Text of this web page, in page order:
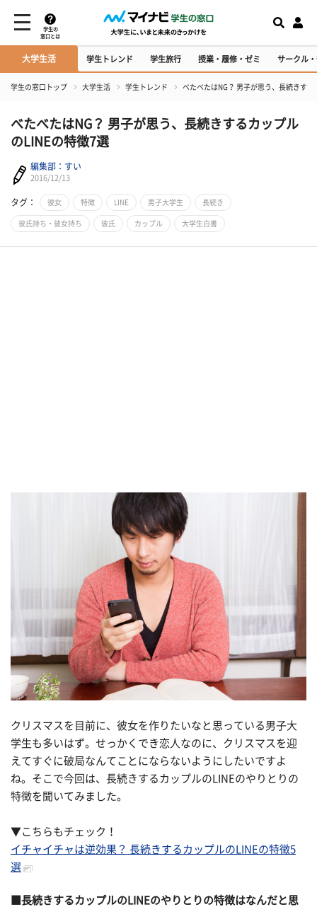
学生の
窓口とは
大学生活 学生トレンド 学生旅行 授業・履修・ゼミ サークル
学生の窓口トップ 大学生活 学生トレンド べたべたはNG？ 男子が思う、長続きす
べたべたはNG？ 男子が思う、長続きするカップル
のLINEの特徴7選
編集部：すい
2016/12/13
タグ： 彼女 特徴 LINE 男子大学生 長続き
彼氏持ち・彼女持ち 彼氏 カップル 大学生白書
クリスマスを目前に、彼女を作りたいなと思っている男子大
学生も多いはず。せっかくでき恋人なのに、クリスマスを迎
えてすぐに破局なんてことにならないようにしたいですよ
ね。そこで今回は、長続きするカップルのLINEのやりとりの
特徴を聞いてみました。
▼こちらもチェック！
イチャイチャは逆効果？ 長続きするカップルのLINEの特徴5
選
■長続きするカップルのLINEのやりとりの特徴はなんだと思